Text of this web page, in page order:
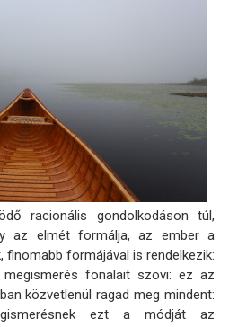
racionális gondolkodáson túl,
az elmét formálja, az ember a
finomabb formájával is rendelkezik:
fonalait szövi: ez az
közvetlenül ragad meg mindent:
ezt a módját az